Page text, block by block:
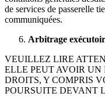
de services de passerelle
communiquées.
Arbitrage
VEUILLEZ LIRE
ELLE PEUT AVOIR UN
DROITS, Y COMPRIS
POURSUITE DEVANT